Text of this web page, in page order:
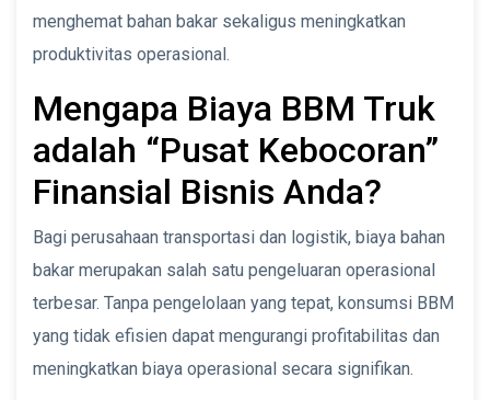
menghemat bahan bakar sekaligus meningkatkan
produktivitas operasional.
Mengapa Biaya BBM Truk
adalah “Pusat Kebocoran”
Finansial Bisnis Anda?
Bagi perusahaan transportasi dan logistik, biaya bahan
bakar merupakan salah satu pengeluaran operasional
terbesar. Tanpa pengelolaan yang tepat, konsumsi BBM
yang tidak efisien dapat mengurangi profitabilitas dan
meningkatkan biaya operasional secara signifikan.